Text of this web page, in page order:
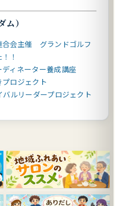
）
合会主催 グランドゴルフ
！
ィネーター養成講座
ロジェクト
ルリーダープロジェクト